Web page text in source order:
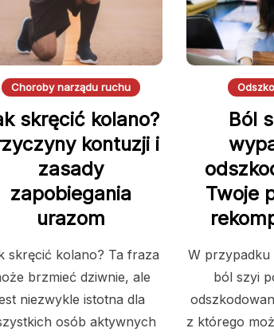
Choroby narządu ruchu
skręcić kolano?
kontuzji i
zasady
zapobiegania
urazom
skręcić kolano? Ta fraza
brzmieć dziwnie, ale
niezwykle istotna dla
osób aktywnych
Ból
Twoje
W przypadku
ból szyi
z którego